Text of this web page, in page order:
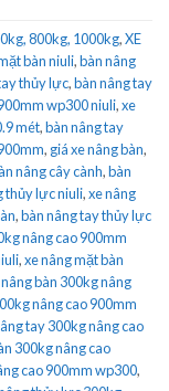
800kg, 1000kg,XE
bàn niuli,bàn nâng
thủy lực,bàn nâng tay
wp300 niuli,xe
mét,bàn nâng tay
, giá xe nâng bàn,
nâng cây cành,bàn
thủy lực niuli,xe nâng
,bàn nâng tay thủy lực
nâng cao 900mm
,xe nâng mặt bàn
bàn 300kg nâng
nâng cao 900mm
tay 300kg nâng cao
300kg nâng cao
cao 900mm wp300,